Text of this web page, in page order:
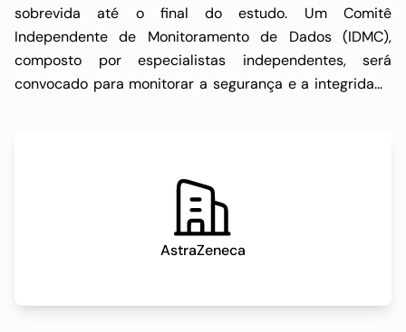
sobrevida até o final do estudo. Um Comitê
Independente de Monitoramento de Dados (IDMC),
composto por especialistas independentes, será
convocado para monitorar a segurança e a integridade
AstraZeneca